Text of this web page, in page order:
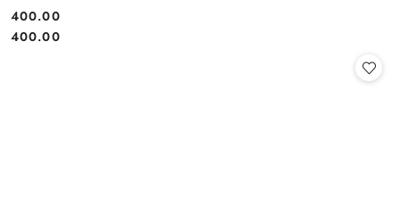
Cena:
400.00
Cena:
400.00